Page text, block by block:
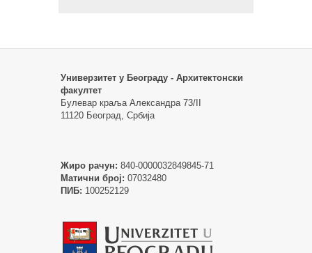
Универзитет у Београду - Архитектонски
факултет
Булевар краља Александра 73/II
11120 Београд, Србија
Жиро рачун: 840-0000032849845-71
Матични број: 07032480
ПИБ: 100252129